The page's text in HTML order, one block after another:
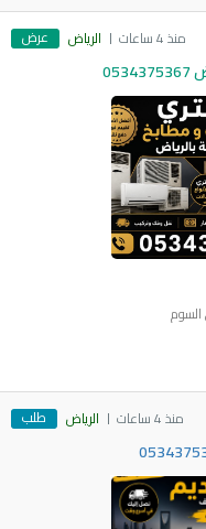
منذ 4 ساعات الرياض عرض
منذ 4 ساعات الرياض طلب